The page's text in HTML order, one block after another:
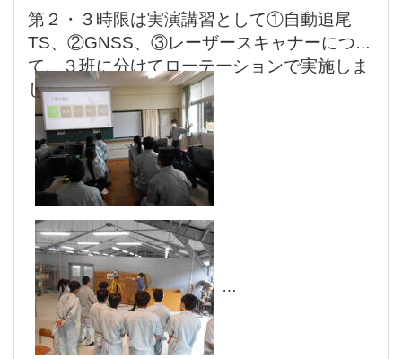
第２・３時限は実演講習として①自動追尾
TS、②GNSS、③レーザースキャナーについ
て、３班に分けてローテーションで実施しま
した。